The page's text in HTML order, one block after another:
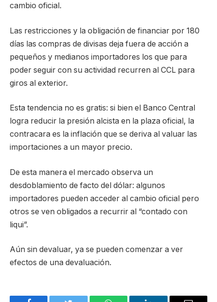
cambio oficial.
Las restricciones y la obligación de financiar por 180
días las compras de divisas deja fuera de acción a
pequeños y medianos importadores los que para
poder seguir con su actividad recurren al CCL para
giros al exterior.
Esta tendencia no es gratis: si bien el Banco Central
logra reducir la presión alcista en la plaza oficial, la
contracara es la inflación que se deriva al valuar las
importaciones a un mayor precio.
De esta manera el mercado observa un
desdoblamiento de facto del dólar: algunos
importadores pueden acceder al cambio oficial pero
otros se ven obligados a recurrir al “contado con
liqui”.
Aún sin devaluar, ya se pueden comenzar a ver
efectos de una devaluación.